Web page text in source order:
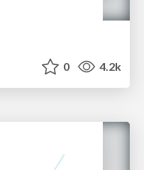
0 4.2k